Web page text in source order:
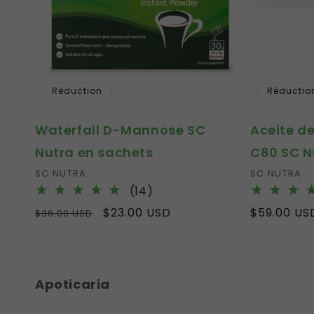
Réduction
Waterfall D-Mannose SC
Nutra en sachets
Fournisseur :
SC NUTRA
(14)
total
des
Prix
$36.00 USD
Prix
$23.00 USD
Aceite
C80 SC
SC NUTRA
Prix
$59.00
Apoticaria